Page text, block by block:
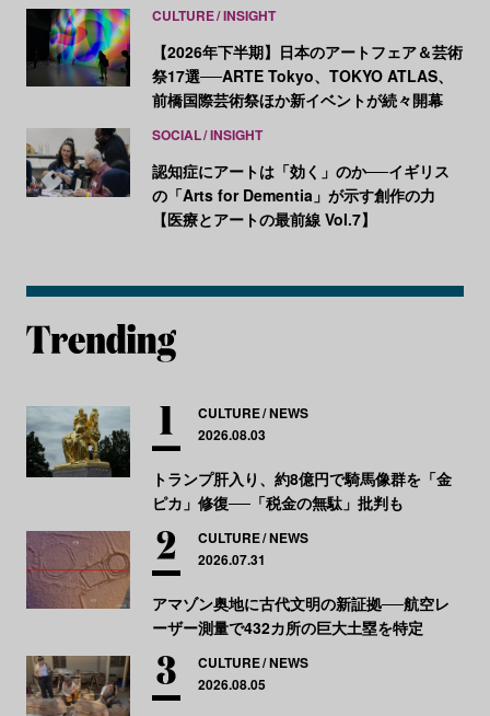
CULTURE INSIGHT
【2026年下半期】日本のアートフェア＆芸術
祭17選──ARTE Tokyo、TOKYO ATLAS、
前橋国際芸術祭ほか新イベントが続々開幕
SOCIAL INSIGHT
認知症にアートは「効く」のか──イギリス
の「Arts for Dementia」が示す創作の力
【医療とアートの最前線 Vol.7】
CULTURE NEWS
2026.08.03
トランプ肝入り、約8億円で騎馬像群を「金
ピカ」修復──「税金の無駄」批判も
CULTURE NEWS
2026.07.31
アマゾン奥地に古代文明の新証拠──航空レ
ーザー測量で432カ所の巨大土塁を特定
CULTURE NEWS
2026.08.05